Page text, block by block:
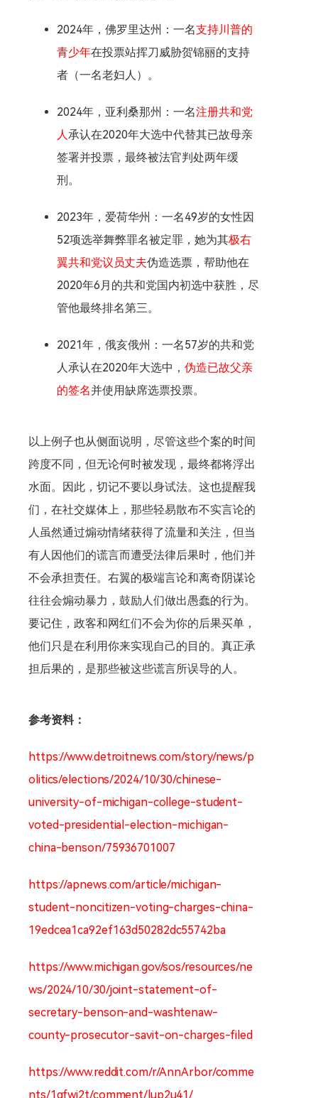
2024年，佛罗里达州：一名支持川普的
青少年在投票站挥刀威胁贺锦丽的支持
者（一名老妇人）。
2024年，亚利桑那州：一名注册共和党
人承认在2020年大选中代替其已故母亲
签署并投票，最终被法官判处两年缓
刑。
2023年，爱荷华州：一名49岁的女性因
52项选举舞弊罪名被定罪，她为其极右
翼共和党议员丈夫伪造选票，帮助他在
2020年6月的共和党国内初选中获胜，尽
管他最终排名第三。
2021年，俄亥俄州：一名57岁的共和党
人承认在2020年大选中， 伪造已故父亲
的签名并使用缺席选票投票。
以上例子也从侧面说明，尽管这些个案的时间
跨度不同，但无论何时被发现，最终都将浮出
水面。因此，切记不要以身试法。这也提醒我
们，在社交媒体上，那些轻易散布不实言论的
人虽然通过煽动情绪获得了流量和关注，但当
有人因他们的谎言而遭受法律后果时，他们并
不会承担责任。右翼的极端言论和离奇阴谋论
往往会煽动暴力，鼓励人们做出愚蠢的行为。
要记住，政客和网红们不会为你的后果买单，
他们只是在利用你来实现自己的目的。真正承
担后果的，是那些被这些谎言所误导的人。
参考资料：
https://www.detroitnews.com/story/news/p
olitics/elections/2024/10/30/chinese-
university-of-michigan-college-student-
voted-presidential-election-michigan-
china-benson/75936701007
https://apnews.com/article/michigan-
student-noncitizen-voting-charges-china-
19edcea1ca92ef163d50282dc55742ba
https://www.michigan.gov/sos/resources/ne
ws/2024/10/30/joint-statement-of-
secretary-benson-and-washtenaw-
county-prosecutor-savit-on-charges-filed
https://www.reddit.com/r/AnnArbor/comme
nts/1gfwj2t/comment/lup2u41/